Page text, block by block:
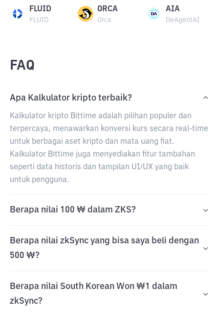
FLUID
FLUID
ORCA
Orca
AIA
DeAgentAI
FAQ
Apa Kalkulator kripto terbaik?
Kalkulator kripto Bittime adalah pilihan populer dan
terpercaya, menawarkan konversi kurs secara real-time
untuk berbagai aset kripto dan mata uang fiat.
Kalkulator Bittime juga menyediakan fitur tambahan
seperti data historis dan tampilan UI/UX yang baik
untuk pengguna.
Berapa nilai 100 ₩ dalam ZKS?
Berapa nilai zkSync yang bisa saya beli dengan
500 ₩?
Berapa nilai South Korean Won ₩1 dalam
zkSync?